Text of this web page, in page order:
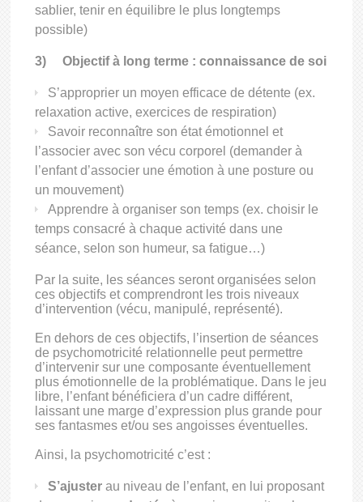
sablier, tenir en équilibre le plus longtemps
possible)
3) Objectif à long terme : connaissance de soi
S’approprier un moyen efficace de détente (ex.
relaxation active, exercices de respiration)
Savoir reconnaître son état émotionnel et
l’associer avec son vécu corporel (demander à
l’enfant d’associer une émotion à une posture ou
un mouvement)
Apprendre à organiser son temps (ex. choisir le
temps consacré à chaque activité dans une
séance, selon son humeur, sa fatigue…)
Par la suite, les séances seront organisées selon
ces objectifs et comprendront les trois niveaux
d’intervention (vécu, manipulé, représenté).
En dehors de ces objectifs, l’insertion de séances
de psychomotricité relationnelle peut permettre
d’intervenir sur une composante éventuellement
plus émotionnelle de la problématique. Dans le jeu
libre, l’enfant bénéficiera d’un cadre différent,
laissant une marge d’expression plus grande pour
ses fantasmes et/ou ses angoisses éventuelles.
Ainsi, la psychomotricité c’est :
S’ajuster au niveau de l’enfant, en lui proposant